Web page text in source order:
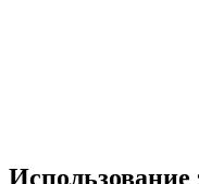
Использование